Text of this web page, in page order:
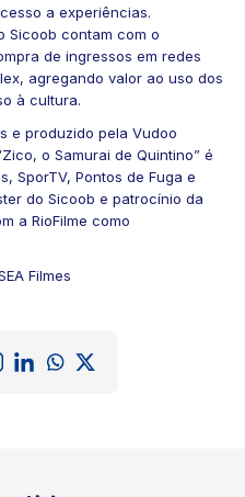
a experiências.
Sicoob contam com o
de ingressos em redes
agregando valor ao uso dos
à cultura.
e produzido pela Vudoo
o Samurai de Quintino” é
SporTV, Pontos de Fuga e
do Sicoob e patrocínio da
a RioFilme como
Filmes